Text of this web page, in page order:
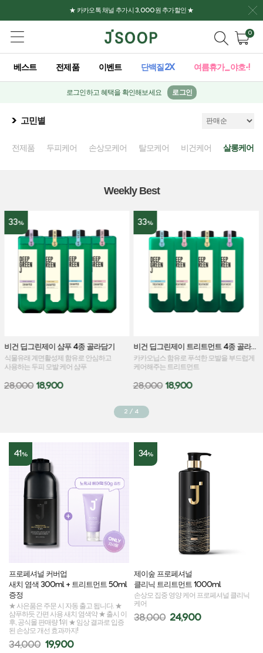
★ 카카오톡 채널 추가시 3,000원 추가할인 ★
0
베스트 전제품 이벤트 단백질2X 여름휴가_야호-!
로그인하고 혜택을 확인해보세요 로그인
고민별
전제품 두피케어 손상모케어 탈모케어 비건케어 살롱케어
Weekly Best
33%
비건 딥그린제이 샴푸 4종 골라담기
식물유래 계면활성제 함유로 안심하고
사용하는 두피 모발 케어 샴푸
28,000 18,900
33%
비건 딥그린제이 트리트먼트 4종 골라담기
카카오닙스 함유로 푸석한 모발을 부드럽게
케어해주는 트리트먼트
28,000 18,900
2 / 4
41%
프로페셔널 커버업
새치 염색 300ml + 트리트먼트 50ml
증정
★ 사은품은 주문 시 자동 출고 됩니다. ★
샴푸하듯 간편 사용 새치 염색약 ★ 출시 이
후, 공식몰 판매량 1위 ★ 임상 결과로 입증
된 손상모 개선 효과까지!
34,000 19,900
34%
제이숲 프로페셔널
클리닉 트리트먼트 1000ml
손상모 집중 영양 케어 프로페셔널 클리닉
케어
38,000 24,900